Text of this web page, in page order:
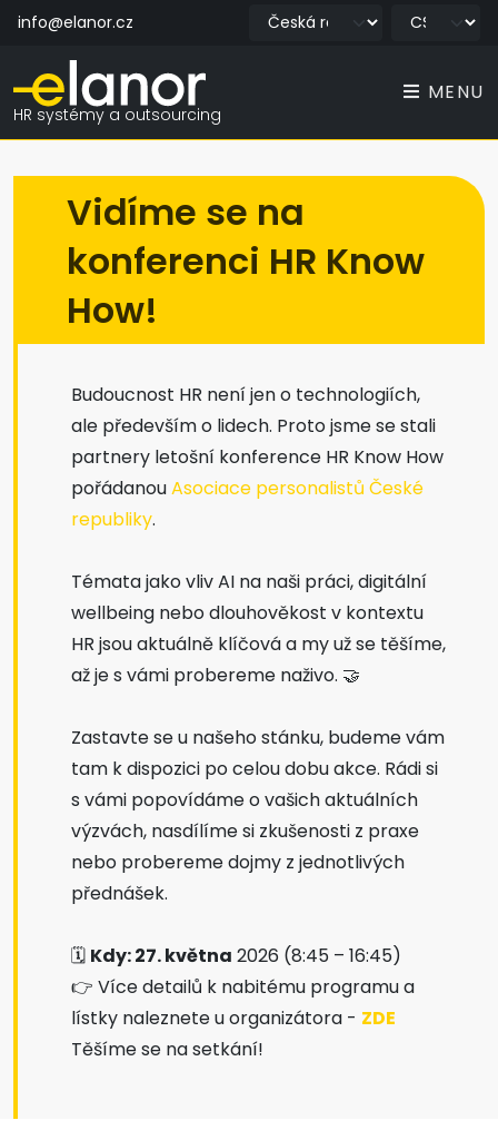
info@elanor.cz
HR systémy a outsourcing
MENU
Vidíme se na
konferenci HR Know
How!
Budoucnost HR není jen o technologiích,
ale především o lidech. Proto jsme se stali
partnery letošní konference HR Know How
pořádanouAsociace personalistů České
republiky.
Témata jako vliv AI na naši práci, digitální
wellbeing nebo dlouhověkost v kontextu
HR jsou aktuálně klíčová a my už se těšíme,
až je s vámi probereme naživo. 🤝
Zastavte se u našeho stánku, budeme vám
tam k dispozici po celou dobu akce. Rádi si
s vámi popovídáme o vašich aktuálních
výzvách, nasdílíme si zkušenosti z praxe
nebo probereme dojmy z jednotlivých
přednášek.
🗓 Kdy: 27. května 2026 (8:45 – 16:45)
👉 Více detailů k nabitému programu a
lístky naleznete u organizátora - ZDE
Těšíme se na setkání!